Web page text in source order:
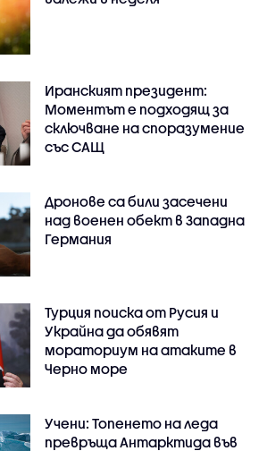
Иранският президент:
Моментът е подходящ за
сключване на споразумение
със САЩ
Дронове са били засечени
над военен обект в Западна
Германия
Турция поиска от Русия и
Украйна да обявят
мораториум на атаките в
Черно море
Учени: Топенето на леда
превръща Антарктида във